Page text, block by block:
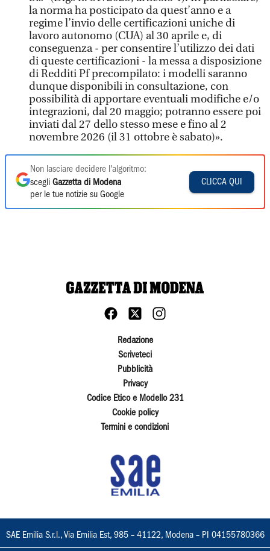
la norma ha posticipato da quest’anno e a
regime l’invio delle certificazioni uniche di
lavoro autonomo (CUA) al 30 aprile e, di
conseguenza - per consentire l’utilizzo dei dati
di queste certificazioni - la messa a disposizione
di Redditi Pf precompilato: i modelli saranno
dunque disponibili in consultazione, con
possibilità di apportare eventuali modifiche e/o
integrazioni, dal 20 maggio; potranno essere poi
inviati dal 27 dello stesso mese e fino al 2
novembre 2026 (il 31 ottobre è sabato)».
Non lasciare decidere l'algoritmo:
scegli Gazzetta di Modena
per le tue notizie su Google
CLICCA QUI
Redazione
Scriveteci
Pubblicità
Privacy
Codice Etico e Modello 231
Cookie policy
Termini e condizioni
SAE Emilia S.r.l., Via Emilia Est, 985 – 41122, Modena – PI 04155780366